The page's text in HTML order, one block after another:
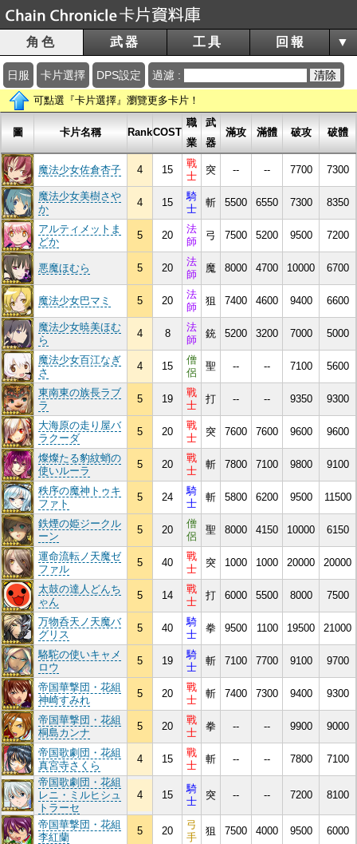
角色 武器 工具 回報 ▼
日服 卡片選擇 DPS設定 過濾 : 清除
可點選『卡片選擇』瀏覽更多卡片！
圖 卡片名稱 RankCOST
職
業
武
器
滿攻 滿體 破攻 破體
魔法少女佐倉杏子 4 15
戰
士
突 -- -- 7700 7300
魔法少女美樹さや
か
4 15
騎
士
斬 5500 6550 7300 8350
アルティメットま
どか
5 20
法
師
弓 7500 5200 9500 7200
悪魔ほむら 5 20
法
師
魔 8000 4700 10000 6700
魔法少女巴マミ 5 20
法
師
狙 7400 4600 9400 6600
魔法少女暁美ほむ
ら
4 8
法
師
銃 5200 3200 7000 5000
魔法少女百江なぎ
さ
4 15
僧
侶
聖 -- -- 7100 5600
東南東の族長ラブ
ラ
5 19
戰
士
打 -- -- 9350 9300
大海原の走り屋バ
ラクーダ
5 20
戰
士
突 7600 7600 9600 9600
燦燦たる豹紋蛸の
使いルーラ
5 20
戰
士
斬 7800 7100 9800 9100
秩序の魔神トゥキ
ファト
5 24
騎
士
斬 5800 6200 9500 11500
鉄煙の姫ジークル
ーン
5 20
僧
侶
聖 8000 4150 10000 6150
運命流転ノ天魔ゼ
ファル
5 40
戰
士
突 1000 1000 20000 20000
太鼓の達人どんち
ゃん
5 14
戰
士
打 6000 5500 8000 7500
万物呑天ノ天魔バ
グリス
5 40
騎
士
拳 9500 1100 19500 21000
駱駝の使いキャメ
ロウ
5 19
騎
士
斬 7100 7700 9100 9700
帝国華撃団・花組
神崎すみれ
5 20
戰
士
斬 7400 7300 9400 9300
帝国華撃団・花組
桐島カンナ
5 20
戰
士
拳 -- -- 9900 9000
帝国歌劇団・花組
真宮寺さくら
4 15
戰
士
斬 -- -- 7800
7100
帝国歌劇団・花組
レニ・ミルヒシュ
トラーセ
4 15
騎
士
突 -- -- 7200 8100
帝国華撃団・花組
李紅蘭
5 20
弓
手
狙 7500 4000 9500 6000